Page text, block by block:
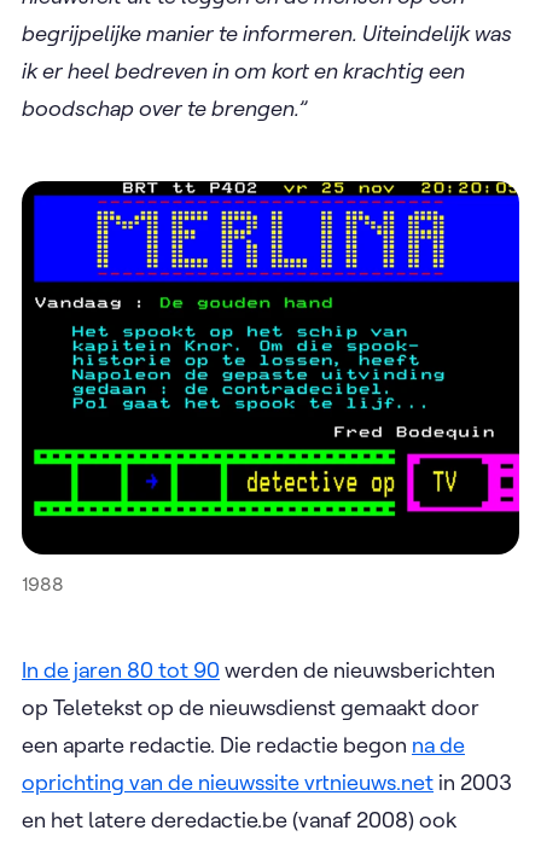
begrijpelijke manier te informeren. Uiteindelijk was
ik er heel bedreven in om kort en krachtig een
boodschap over te brengen.”
1988
In de jaren 80 tot 90 werden de nieuwsberichten
op Teletekst op de nieuwsdienst gemaakt door
een aparte redactie. Die redactie begon na de
oprichting van de nieuwssite vrtnieuws.net in 2003
en het latere deredactie.be (vanaf 2008) ook